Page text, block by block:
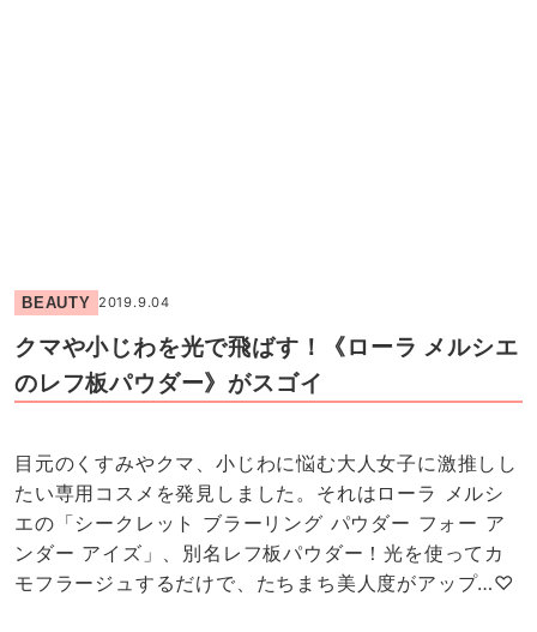
BEAUTY 2019.9.04
クマや小じわを光で飛ばす！《ローラ メルシエ
のレフ板パウダー》がスゴイ
目元のくすみやクマ、小じわに悩む大人女子に激推しし
たい専用コスメを発見しました。それはローラ メルシ
エの「シークレット ブラーリング パウダー フォー ア
ンダー アイズ」、別名レフ板パウダー！光を使ってカ
モフラージュするだけで、たちまち美人度がアップ…♡